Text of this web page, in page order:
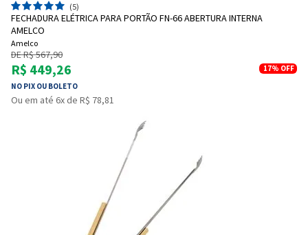
(5)
FECHADURA ELÉTRICA PARA PORTÃO FN-66 ABERTURA INTERNA
AMELCO
Amelco
DE R$ 567,90
R$ 449,26
NO PIX OU BOLETO
17% OFF
Ou em até 6x de R$ 78,81